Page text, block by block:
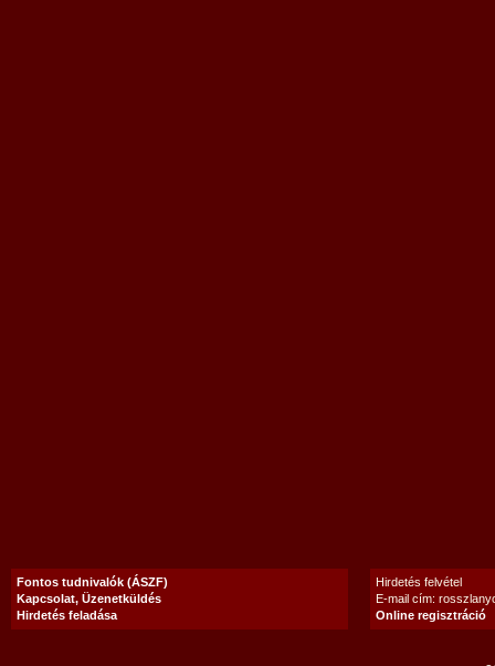
Fontos tudnivalók (ÁSZF)
Kapcsolat, Üzenetküldés
Hirdetés feladása
Hirdetés felvétel
E-mail cím:
Online regisztráció